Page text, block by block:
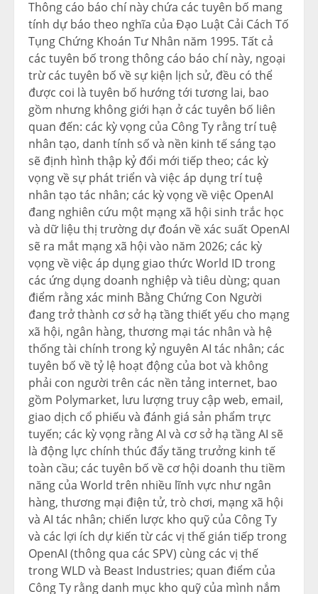
Thông cáo báo chí này chứa các tuyên bố mang
tính dự báo theo nghĩa của Đạo Luật Cải Cách Tố
Tụng Chứng Khoán Tư Nhân năm 1995. Tất cả
các tuyên bố trong thông cáo báo chí này, ngoại
trừ các tuyên bố về sự kiện lịch sử, đều có thể
được coi là tuyên bố hướng tới tương lai, bao
gồm nhưng không giới hạn ở các tuyên bố liên
quan đến: các kỳ vọng của Công Ty rằng trí tuệ
nhân tạo, danh tính số và nền kinh tế sáng tạo
sẽ định hình thập kỷ đổi mới tiếp theo; các kỳ
vọng về sự phát triển và việc áp dụng trí tuệ
nhân tạo tác nhân; các kỳ vọng về việc OpenAI
đang nghiên cứu một mạng xã hội sinh trắc học
và dữ liệu thị trường dự đoán về xác suất OpenAI
sẽ ra mắt mạng xã hội vào năm 2026; các kỳ
vọng về việc áp dụng giao thức World ID trong
các ứng dụng doanh nghiệp và tiêu dùng; quan
điểm rằng xác minh Bằng Chứng Con Người
đang trở thành cơ sở hạ tầng thiết yếu cho mạng
xã hội, ngân hàng, thương mại tác nhân và hệ
thống tài chính trong kỷ nguyên AI tác nhân; các
tuyên bố về tỷ lệ hoạt động của bot và không
phải con người trên các nền tảng internet, bao
gồm Polymarket, lưu lượng truy cập web, email,
giao dịch cổ phiếu và đánh giá sản phẩm trực
tuyến; các kỳ vọng rằng AI và cơ sở hạ tầng AI sẽ
là động lực chính thúc đẩy tăng trưởng kinh tế
toàn cầu; các tuyên bố về cơ hội doanh thu tiềm
năng của World trên nhiều lĩnh vực như ngân
hàng, thương mại điện tử, trò chơi, mạng xã hội
và AI tác nhân; chiến lược kho quỹ của Công Ty
và các lợi ích dự kiến từ các vị thế gián tiếp trong
OpenAI (thông qua các SPV) cùng các vị thế
trong WLD và Beast Industries; quan điểm của
Công Ty rằng danh mục kho quỹ của mình nắm